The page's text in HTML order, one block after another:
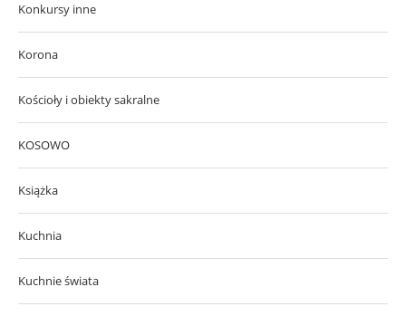
Konkursy inne
Korona
Kościoły i obiekty sakralne
KOSOWO
Książka
Kuchnia
Kuchnie świata